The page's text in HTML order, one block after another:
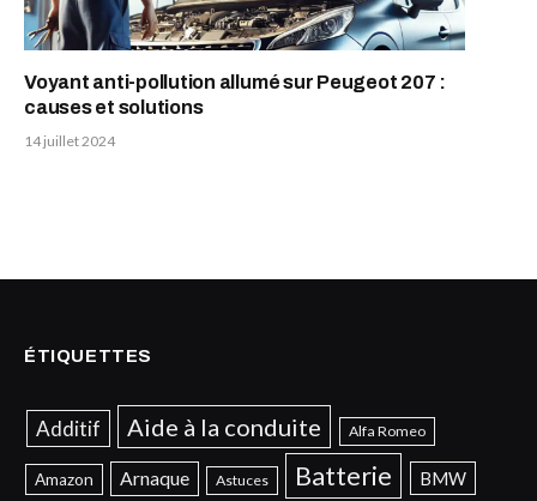
Voyant anti-pollution allumé sur Peugeot 207 :
causes et solutions
14 juillet 2024
ÉTIQUETTES
Additif Aide à la conduite Alfa Romeo
Amazon Arnaque Astuces Batterie BMW